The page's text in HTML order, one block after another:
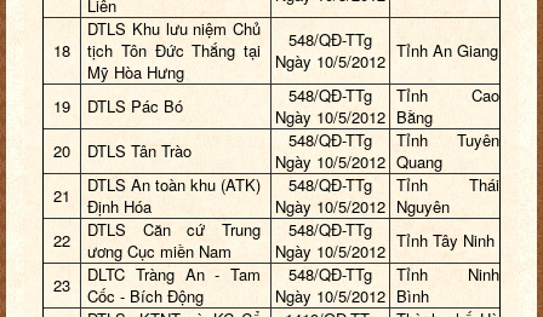
Liên
18
DTLS Khu lưu niệm Chủ
tịch Tôn Đức Thắng tại
Mỹ Hòa Hưng
548/QĐ-TTg
Ngày 10/5/2012 Tỉnh An Giang
19 DTLS Pác Bó
548/QĐ-TTg
Ngày 10/5/2012
Tỉnh Cao
Bằng
20
DTLS Tân Trào
548/QĐ-TTg
Ngày 10/5/2012
Tỉnh Tuyên
Quang
21
DTLS An toàn khu (ATK)
Định Hóa
548/QĐ-TTg
Ngày 10/5/2012
Tỉnh Thái
Nguyên
22
DTLS Căn cứ Trung
ương Cục miền Nam
548/QĐ-TTg
Ngày 10/5/2012 Tỉnh Tây Ninh
23
DLTC Tràng An - Tam
Cốc - Bích Động
548/QĐ-TTg
Ngày 10/5/2012
Tỉnh Ninh
Bình